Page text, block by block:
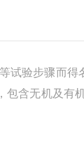
试验步骤而
含无机及